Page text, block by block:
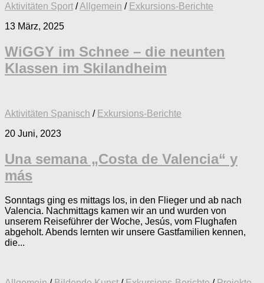
Aktivitäten Sport /Allgemein / Exkursions-Berichte
13 März, 2025
WiGGY im Schnee – die neunten
Klassen im Skilandheim
Aktivitäten Spanisch / Exkursions-Berichte
20 Juni, 2023
Una semana „Costa de Valencia“ y
más
Sonntags ging es mittags los, in den Flieger und ab nach
Valencia. Nachmittags kamen wir an und wurden von
unserem Reiseführer der Woche, Jesús, vom Flughafen
abgeholt. Abends lernten wir unsere Gastfamilien kennen,
die...